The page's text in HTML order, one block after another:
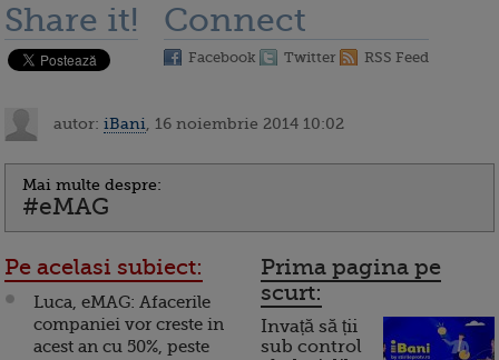
Share it! Connect
Facebook Twitter RSS Feed
autor: iBani , 16 noiembrie 2014 10:02
Mai multe despre:
#eMAG
Pe acelasi subiect:
Luca, eMAG: Afacerile
companiei vor creste in
acest an cu 50%, peste
Prima pagina pe
scurt:
Invață să ții
sub control